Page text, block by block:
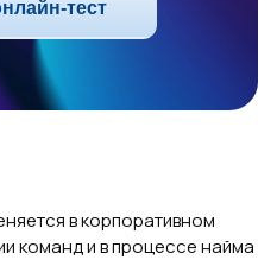
тест
в корпоративном
команд и в процессе найма